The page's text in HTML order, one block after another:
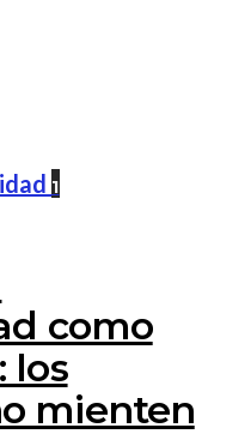
1
como
los
mienten